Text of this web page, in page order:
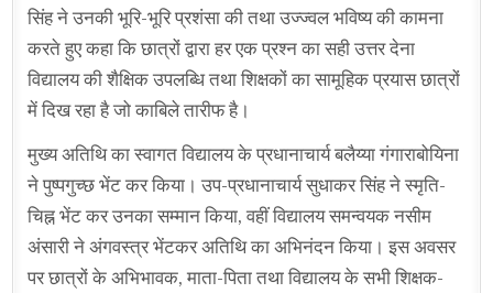
सिंह ने उनकी भूरि-भूरि प्रशंसा की तथा उज्ज्वल भविष्य की कामना
करते हुए कहा कि छात्रों द्वारा हर एक प्रश्न का सही उत्तर देना
विद्यालय की शैक्षिक उपलब्धि तथा शिक्षकों का सामूहिक प्रयास छात्रों
में दिख रहा है जो काबिले तारीफ है।
मुख्य अतिथि का स्वागत विद्यालय के प्रधानाचार्य बलैय्या गंगाराबोयिना
ने पुष्पगुच्छ भेंट कर किया। उप-प्रधानाचार्य सुधाकर सिंह ने स्मृति-
चिह्न भेंट कर उनका सम्मान किया, वहीं विद्यालय समन्वयक नसीम
अंसारी ने अंगवस्त्र भेंटकर अतिथि का अभिनंदन किया। इस अवसर
पर छात्रों के अभिभावक, माता-पिता तथा विद्यालय के सभी शिक्षक-